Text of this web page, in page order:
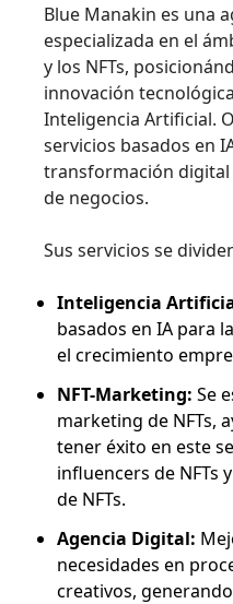
Blue Manakin es una
especializada en el
y los NFTs,
innovación
Inteligencia Artificial.
servicios basados en
transformación
de negocios.
Sus servicios se
Inteligencia
basados en IA para
el crecimiento
NFT-Marketing: Se
marketing de NFTs,
tener éxito en este
influencers de NFTs
de NFTs.
Agencia Digital:
necesidades en
creativos,